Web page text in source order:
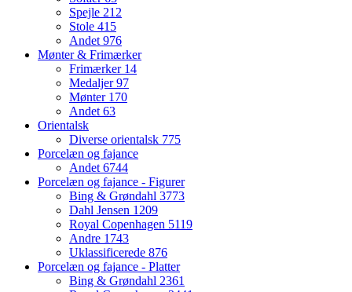
Spejle 212
Stole 415
Andet 976
Mønter & Frimærker
Frimærker 14
Medaljer97
Mønter 170
Andet 63
Orientalsk
Diverse orientalsk 775
Porcelæn og fajance
Andet 6744
Porcelæn og fajance - Figurer
Bing & Grøndahl 3773
Dahl Jensen 1209
Royal Copenhagen 5119
Andre 1743
Uklassificerede 876
Porcelæn og fajance - Platter
Bing & Grøndahl 2361